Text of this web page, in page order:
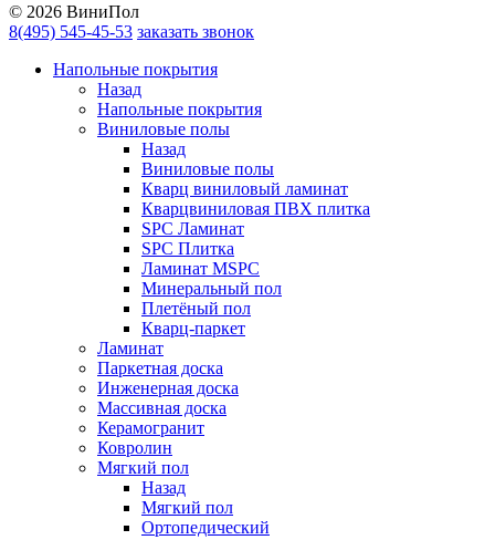
© 2026 ВиниПол
8(495) 545-45-53 заказать звонок
Напольные покрытия
Назад
Напольные покрытия
Виниловые полы
Назад
Виниловые полы
Кварц виниловый ламинат
Кварцвиниловая ПВХ плитка
SPC Ламинат
SPC Плитка
Ламинат MSPC
Минеральный пол
Плетёный пол
Кварц-паркет
Ламинат
Паркетная доска
Инженерная доска
Массивная доска
Керамогранит
Ковролин
Мягкий пол
Назад
Мягкий пол
Ортопедический